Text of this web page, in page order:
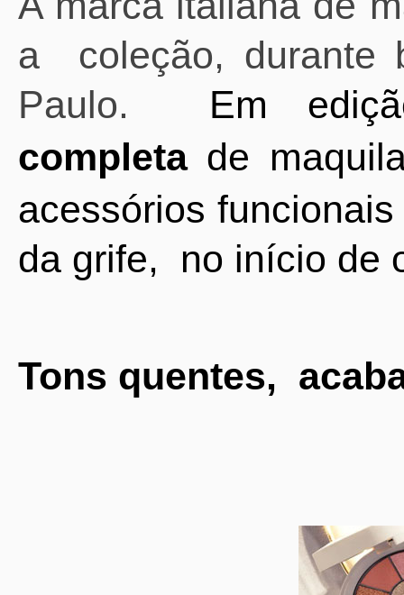
a
coleção, durante
Paulo.
Em
completa de
acessórios
da grife,
no início de
Tons quentes,